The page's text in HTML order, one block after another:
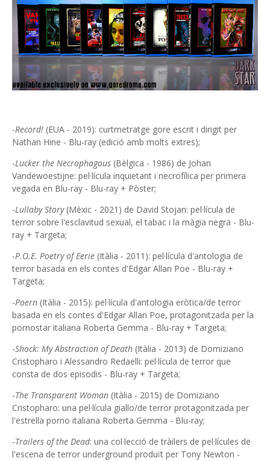
-Record! (EUA - 2019): curtmetratge gore escrit i dirigit per
Nathan Hine - Blu-ray (edició amb molts extres);
-Lucker the Necrophagous (Bèlgica - 1986) de Johan
Vandewoestijne: pel·lícula inquietant i necrofílica per primera
vegada en Blu-ray - Blu-ray + Pòster;
-Lullaby Story(Mèxic - 2021) de David Stojan: pel·lícula de
terror sobre l'esclavitud sexual, el tabac i la màgia negra - Blu-
ray + Targeta;
-P.O.E. Poetry of Eerie (Itàlia - 2011): pel·lícula d'antologia de
terror basada en els contes d'Edgar Allan Poe - Blu-ray +
Targeta;
-Poern (Itàlia - 2015): pel·lícula d'antologia eròtica/de terror
basada en els contes d'Edgar Allan Poe, protagonitzada per la
pornostar italiana Roberta Gemma - Blu-ray + Targeta;
-Shock: My Abstraction of Death (Itàlia - 2013) de Domiziano
Cristopharo i Alessandro Redaelli: pel·lícula de terror que
consta de dos episodis - Blu-ray + Targeta;
-The Transparent Woman (Itàlia - 2015) de Domiziano
Cristopharo: una pel·lícula giallo/de terror protagonitzada per
l'estrella porno italiana Roberta Gemma - Blu-ray;
-Trailers of the Dead: una col·lecció de tràilers de pel·lícules de
l'escena de terror underground produït per Tony Newton -